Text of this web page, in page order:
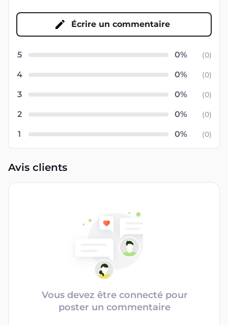
Écrire un commentaire
5 (0)
4 (0)
3 (0)
2 (0)
1 (0)
Avis clients
Vous devez être connecté pour
poster un commentaire